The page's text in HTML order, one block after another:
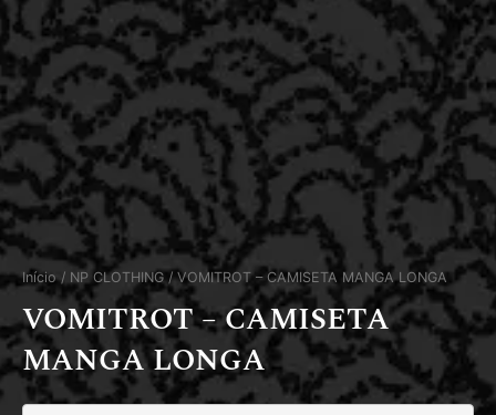
Início/ NP CLOTHING / VOMITROT – CAMISETA MANGA LONGA
VOMITROT – CAMISETA
MANGA LONGA